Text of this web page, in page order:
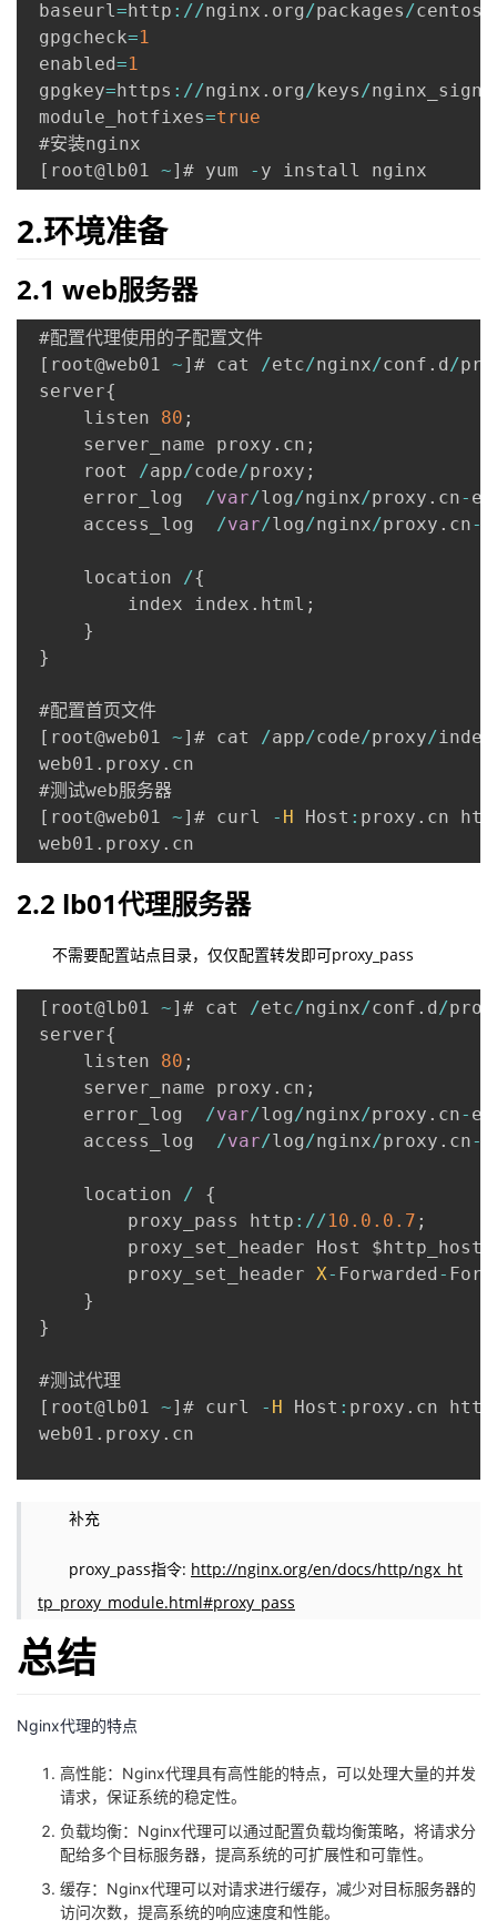
baseurl=http : //nginx . org/packages/centos
gpgcheck=1
enabled=1
gpgkey=https : //nginx . org/keys/
module_hotfixes=true
#安装nginx
[ root@lb01 ~] # yum - y install nginx
2.环境准备
2.1 web服务器
#配置代理使用的子配置文件
[ root@web01 ~] # cat /etc/nginx/conf . d /
server{
     listen
80 ;
     server_name proxy
. cn ;
     root
/app/code/proxy ;
     error_log
/var/log/nginx/proxy . cn-
     access_log
/var/log/nginx/proxy . cn-
     location
/{
         index index
. html ;
}
}
#配置首页文件
[ root@web01 ~] # cat /app/code/proxy/index
web01 . proxy . cn
#测试web服务器
[ root@web01 ~] # curl - H Host : proxy . cn
web01 . proxy . cn
2.2 lb01代理服务器
不需要配置站点目录，仅仅配置转发即可proxy_pass
[ root@lb01 ~] # cat /etc/nginx/conf . d /
server{
     listen
80 ;
     server_name proxy
. cn ;
     error_log
/var/log/nginx/proxy . cn-
     access_log
/var/log/nginx/proxy . cn-
     location
/
{
         proxy_pass http
: //10.0 .0 .7 ;
         proxy_set_header Host $http_host
         proxy_set_header
X- Forwarded - For
}
}
#测试代理
[ root@lb01 ~] # curl - H Host : proxy . cn http
web01 . proxy . cn
补充
proxy_pass指令: http://nginx.org/en/docs/http/ngx_ht
tp_proxy_module.html#proxy_pass
总结
Nginx代理的特点
高性能：Nginx代理具有高性能的特点，可以处理大量的并发
请求，保证系统的稳定性。
负载均衡：Nginx代理可以通过配置负载均衡策略，将请求分
配给多个目标服务器，提高系统的可扩展性和可靠性。
缓存：Nginx代理可以对请求进行缓存，减少对目标服务器的
访问次数，提高系统的响应速度和性能。